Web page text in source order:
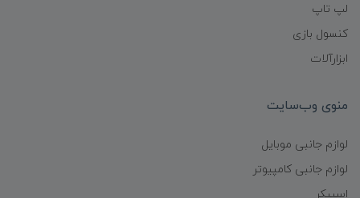
لپ تاپ
کنسول بازی
ابزارآلات
منوی وب‌سایت
لوازم جانبی موبایل
لوازم جانبی کامپیوتر
اسپیکر